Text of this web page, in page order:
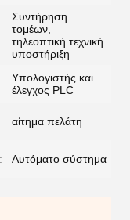
Συντήρηση
τομέων,
τηλεοπτική τεχνική
υποστήριξη
Υπολογιστής και
έλεγχος PLC
αίτημα πελάτη
Αυτόματο σύστημα